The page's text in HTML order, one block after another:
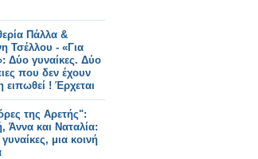
Πάλλα &
Τσέλλου - «Για
Δύο γυναίκες. Δύο
που δεν έχουν
ειπωθεί ! Έρχεται
της Αρετής":
Άννα και Ναταλία:
γυναίκες, μια κοινή